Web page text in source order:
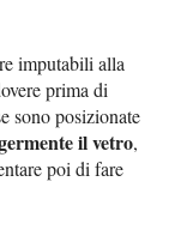
imputabili alla
prima di
sono posizionate
il vetro,
poi di fare